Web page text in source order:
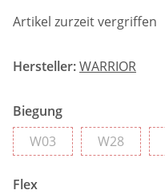
Artikel zurzeit vergriffen
Hersteller:WARRIOR
Biegung
W03 W03 W28W28
Flex